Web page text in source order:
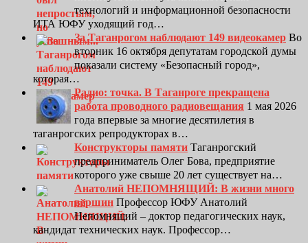
технологий и информационной безопасности
ИТА ЮФУ уходящий год…
За Таганрогом наблюдают 149 видеокамер Во
вторник 16 октября депутатам городской думы
показали систему «Безопасный город»,
которая…
Радио: точка. В Таганроге прекращена
работа проводного радиовещания 1 мая 2026
года впервые за многие десятилетия в
таганрогских репродукторах в…
Конструкторы памяти Таганрогский
предприниматель Олег Бова, предприятие
которого уже свыше 20 лет существует на…
Анатолий НЕПОМНЯЩИЙ: В жизни много
вершин Профессор ЮФУ Анатолий
Непомнящий – доктор педагогических наук,
кандидат технических наук. Профессор…